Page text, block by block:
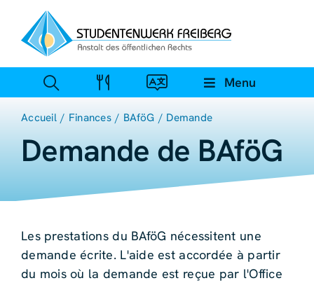
content
Menu
Accueil Finances BAföG Demande
Demande de BAföG
Les prestations du BAföG nécessitent une
demande écrite. L'aide est accordée à partir
du mois où la demande est reçue par l'Office